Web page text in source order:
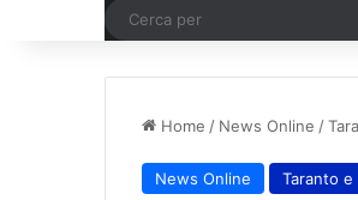
Home / News Online /
News Online Taranto